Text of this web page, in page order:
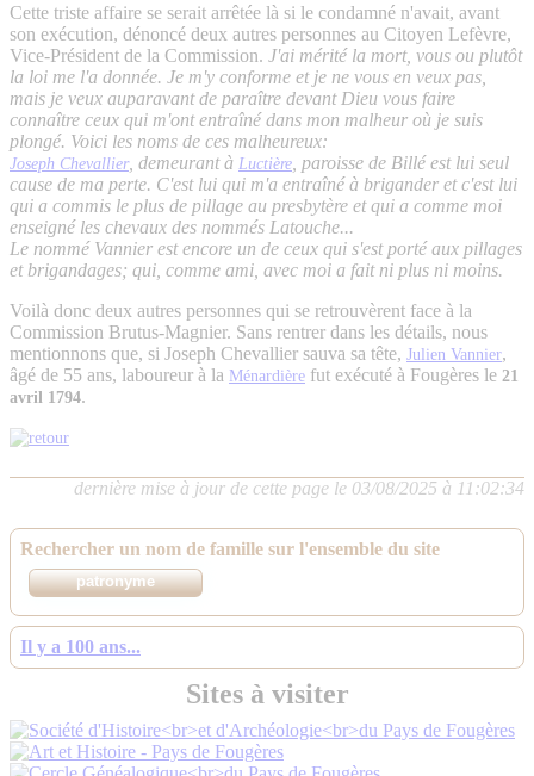
Cette triste affaire se serait arrêtée là si le condamné n'avait, avant
son exécution, dénoncé deux autres personnes au Citoyen Lefèvre,
Vice-Président de la Commission. J'ai mérité la mort, vous ou plutôt
la loi me l'a donnée. Je m'y conforme et je ne vous en veux pas,
mais je veux auparavant de paraître devant Dieu vous faire
connaître ceux qui m'ont entraîné dans mon malheur où je suis
plongé. Voici les noms de ces malheureux:
Joseph Chevallier, demeurant à Luctière , paroisse de Billé est lui seul
cause de ma perte. C'est lui qui m'a entraîné à brigander et c'est lui
qui a commis le plus de pillage au presbytère et qui a comme moi
enseigné les chevaux des nommés Latouche...
Le nommé Vannier est encore un de ceux qui s'est porté aux pillages
et brigandages; qui, comme ami, avec moi a fait ni plus ni moins.
Voilà donc deux autres personnes qui se retrouvèrent face à la
Commission Brutus-Magnier. Sans rentrer dans les détails, nous
mentionnons que, si Joseph Chevallier sauva sa tête, Julien Vannier,
âgé de 55 ans, laboureur à la Ménardière fut exécuté à Fougères le 21
avril 1794.
dernière mise à jour de cette page le 03/08/2025 à 11:02:34
Rechercher un nom de famille sur l'ensemble du site
Il y a 100 ans...
Sites à visiter